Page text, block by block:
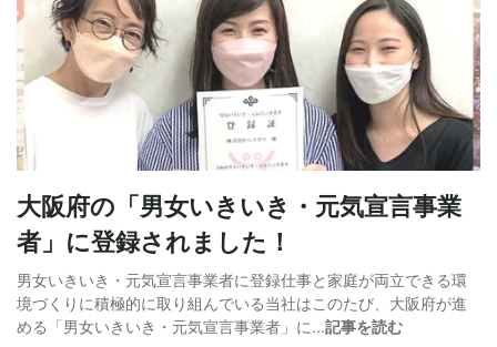
大阪府の「男女いきいき・元気宣言事業
者」に登録されました！
男女いきいき・元気宣言事業者に登録仕事と家庭が両立できる環
境づくりに積極的に取り組んでいる当社はこのたび、大阪府が進
める「男女いきいき・元気宣言事業者」に...記事を読む